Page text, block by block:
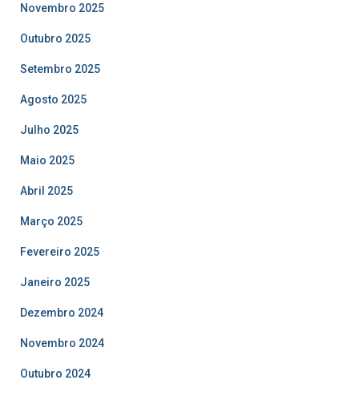
Novembro 2025
Outubro 2025
Setembro 2025
Agosto 2025
Julho 2025
Maio 2025
Abril 2025
Março 2025
Fevereiro 2025
Janeiro 2025
Dezembro 2024
Novembro 2024
Outubro 2024